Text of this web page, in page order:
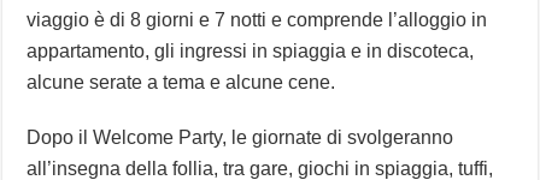
viaggio è di 8 giorni e 7 notti e comprende l’alloggio in
appartamento, gli ingressi in spiaggia e in discoteca,
alcune serate a tema e alcune cene.
Dopo il Welcome Party, le giornate di svolgeranno
all’insegna della follia, tra gare, giochi in spiaggia, tuffi,